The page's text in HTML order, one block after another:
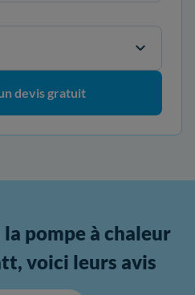
devis gratuit
la pompe à chaleur
voici leurs avis